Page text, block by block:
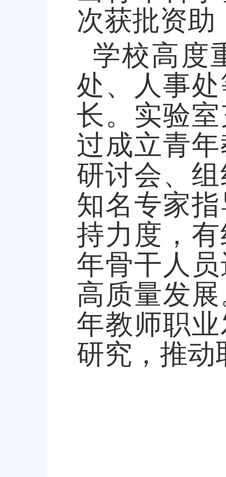
次获批资助
学校高度
处、人事
长。实验
过成立青
研讨会、
知名专家
持力度，
年骨干人
高质量发
年教师职
研究，推动